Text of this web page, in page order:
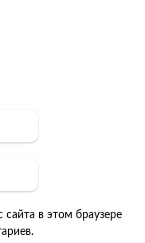
в этом браузере